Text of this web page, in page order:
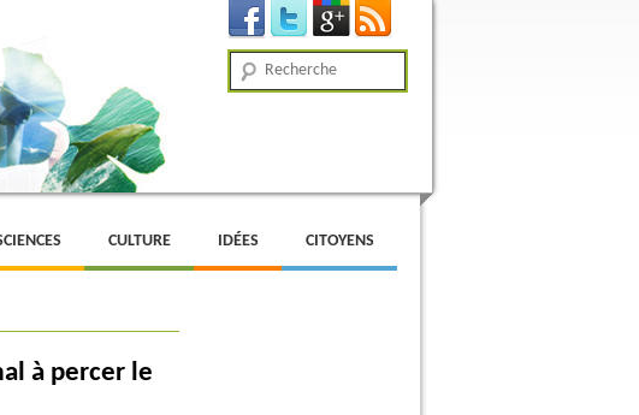
Recherche
CULTURE IDÉES CITOYENS
à percer le